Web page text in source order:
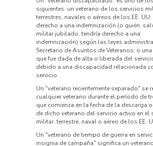
siguientes: un veterano de los servicios
terrestres, navales o aéreos de los EE. UU.
derecho a una indemnización (o quién,
militar jubilado, tendría derecho a una
indemnización) según las leyes
Secretario de Asuntos de Veteranos; o
que fue dada de alta o liberada del
debido a una discapacidad relacionada
servicio.
Un "veterano recientemente separado" se
cualquier veterano durante el período de
que comienza en la fecha de la descarga
de dicho veterano del servicio activo en el
militar, terrestre, naval o aéreo de los EE.
Un "veterano de tiempo de guerra en
insignia de campaña" significa un